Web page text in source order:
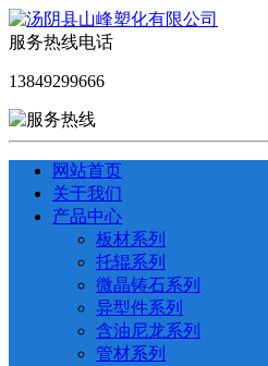
服务热线电话
13849299666
网站首页
关于我们
产品中心
板材系列
托辊系列
微晶铸石系列
异型件系列
含油尼龙系列
管材系列